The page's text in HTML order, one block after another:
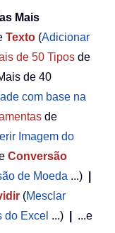
Mais
Texto (Adicionar
de 50 Tipos de
de 40
com base na
de
Imagem do
Conversão
de Moeda ...)
(Mesclar
do Excel ...)
...e